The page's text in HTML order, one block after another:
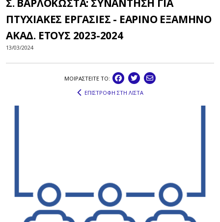
Σ. ΒΑΡΛΟΚΩΣΤΑ: ΣΥΝΑΝΤΗΣΗ ΓΙΑ
ΠΤΥΧΙΑΚΕΣ ΕΡΓΑΣΙΕΣ - ΕΑΡΙΝΟ ΕΞΑΜΗΝΟ
ΑΚΑΔ. ΕΤΟΥΣ 2023-2024
13/03/2024
ΜΟΙΡΑΣΤEIΤΕ ΤΟ:
ΕΠΙΣΤΡΟΦΗ ΣΤΗ ΛΙΣΤΑ